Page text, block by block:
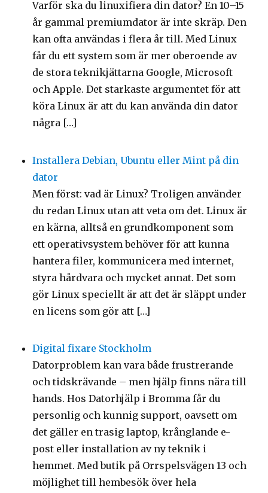
Varför ska du linuxifiera din dator? En 10–15
år gammal premiumdator är inte skräp. Den
kan ofta användas i flera år till. Med Linux
får du ett system som är mer oberoende av
de stora teknikjättarna Google, Microsoft
och Apple. Det starkaste argumentet för att
köra Linux är att du kan använda din dator
några […]
Installera Debian, Ubuntu eller Mint på din
dator
Men först: vad är Linux? Troligen använder
du redan Linux utan att veta om det. Linux är
en kärna, alltså en grundkomponent som
ett operativsystem behöver för att kunna
hantera filer, kommunicera med internet,
styra hårdvara och mycket annat. Det som
gör Linux speciellt är att det är släppt under
en licens som gör att […]
Digital fixare Stockholm
Datorproblem kan vara både frustrerande
och tidskrävande – men hjälp finns nära till
hands. Hos Datorhjälp i Bromma får du
personlig och kunnig support, oavsett om
det gäller en trasig laptop, krånglande e-
post eller installation av ny teknik i
hemmet. Med butik på Orrspelsvägen 13 och
möjlighet till hembesök över hela